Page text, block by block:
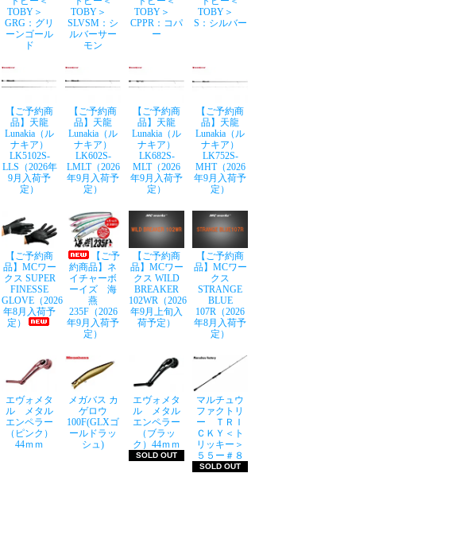
TOBY＞
GRG：グリ
ーンゴール
ド
TOBY＞
SLVSM：シ
ルバーサー
モン
TOBY＞
CPPR：コパ
ー
TOBY＞
S：シルバー
【ご予約商
品】天龍
Lunakia（ル
ナキア）
LK5102S-
LLS（2026年
9月入荷予
定）
【ご予約商
品】天龍
Lunakia（ル
ナキア）
LK602S-
LMLT（2026
年9月入荷予
定）
【ご予約商
品】天龍
Lunakia（ル
ナキア）
LK682S-
MLT（2026
年9月入荷予
定）
【ご予約商
品】天龍
Lunakia（ル
ナキア）
LK752S-
MHT（2026
年9月入荷予
定）
【ご予約商
品】MCワー
クス SUPER
FINESSE
GLOVE（2026
年8月入荷予
定）
【ご予
約商品】ネ
イチャーボ
ーイズ 海
燕
235F（2026
年9月入荷予
定）
【ご予約商
品】MCワー
クス WILD
BREAKER
102WR（2026
年9月上旬入
荷予定）
【ご予約商
品】MCワー
クス
STRANGE
BLUE
107R（2026
年8月入荷予
定）
エヴォメタ
ル メタル
エンペラー
（ピンク）
44ｍｍ
メガバス カ
ゲロウ
100F(GLXゴ
ールドラッ
シュ)
エヴォメタ
ル メタル
エンペラー
（ブラッ
ク）44ｍｍ
SOLD OUT
マルチュウ
ファクトリ
ー ＴＲＩ
ＣＫＹ＜ト
リッキー＞
５５ー＃８
SOLD OUT